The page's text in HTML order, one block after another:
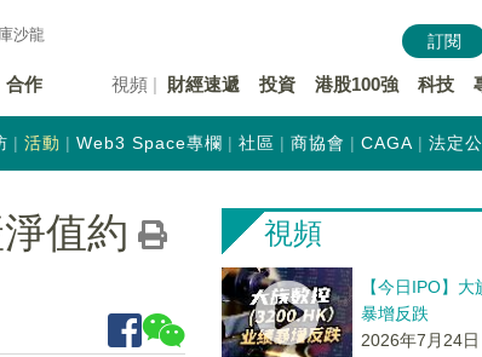
沙龍
合作 視頻 財經速遞 投資 港股100強 科技
訂閱
活動 Web3 Space專欄 社區 商協會 CAGA 法定
值約
視頻
【今日IPO】
暴增反跌
2026年7月24